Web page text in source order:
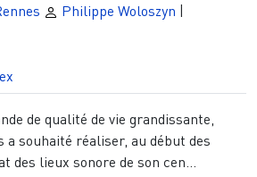
Philippe Woloszyn |
de qualité de vie grandissante,
a souhaité réaliser, au début des
des lieux sonore de son cen...